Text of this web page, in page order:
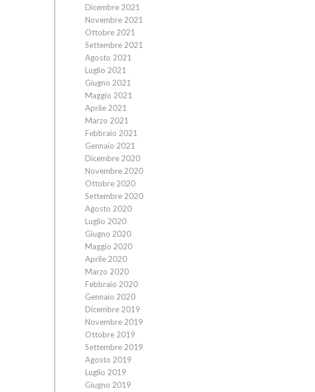
Dicembre 2021
Novembre 2021
Ottobre 2021
Settembre 2021
Agosto 2021
Luglio 2021
Giugno 2021
Maggio 2021
Aprile 2021
Marzo 2021
Febbraio 2021
Gennaio 2021
Dicembre 2020
Novembre 2020
Ottobre 2020
Settembre 2020
Agosto 2020
Luglio 2020
Giugno 2020
Maggio 2020
Aprile 2020
Marzo 2020
Febbraio 2020
Gennaio 2020
Dicembre 2019
Novembre 2019
Ottobre 2019
Settembre 2019
Agosto 2019
Luglio 2019
Giugno 2019